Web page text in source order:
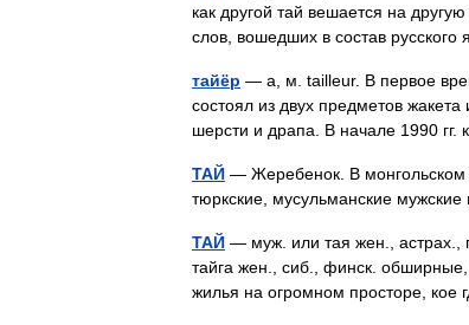
как другой тай вешается на
слов, вошедших в состав
тайёр — а, м. tailleur. В первое
состоял из двух предметов
шерсти и драпа. В начале 1990
ТАЙ — Жеребенок. В монгольском
тюркские, мусульманские
ТАЙ — муж. или тая жен., астрах.,
тайга жен., сиб., финск.
жилья на огромном просторе,